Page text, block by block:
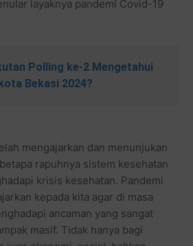
layaknya pandemi Covid-19
Polling ke-2 Mengetahui
Bekasi 2024?
mengajarkan dan menunjukan
rapuhnya sistem kesehatan
krisis kesehatan. Pandemi
kepada kita agar di masa
ancaman yang sangat
masif. Tidak hanya bagi